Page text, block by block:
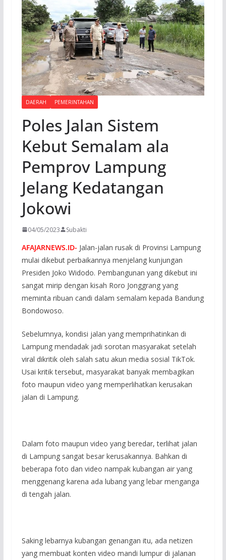
DAERAH PEMERINTAHAN
Poles Jalan Sistem
Kebut Semalam ala
Pemprov Lampung
Jelang Kedatangan
Jokowi
04/05/2023 Subakti
AFAJARNEWS.ID- Jalan-jalan rusak di Provinsi Lampung
mulai dikebut perbaikannya menjelang kunjungan
Presiden Joko Widodo. Pembangunan yang dikebut ini
sangat mirip dengan kisah Roro Jonggrang yang
meminta ribuan candi dalam semalam kepada Bandung
Bondowoso.
Sebelumnya, kondisi jalan yang memprihatinkan di
Lampung mendadak jadi sorotan masyarakat setelah
viral dikritik oleh salah satu akun media sosial TikTok.
Usai kritik tersebut, masyarakat banyak membagikan
foto maupun video yang memperlihatkan kerusakan
jalan di Lampung.
Dalam foto maupun video yang beredar, terlihat jalan
di Lampung sangat besar kerusakannya. Bahkan di
beberapa foto dan video nampak kubangan air yang
menggenang karena ada lubang yang lebar menganga
di tengah jalan.
Saking lebarnya kubangan genangan itu, ada netizen
yang membuat konten video mandi lumpur di jalanan